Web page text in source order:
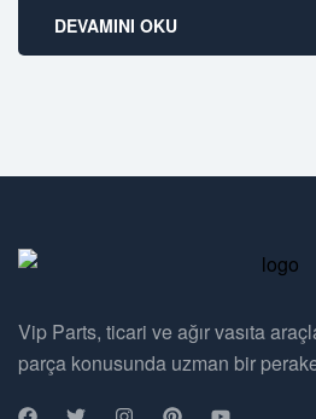
DEVAMINI OKU
Vip Parts, ticari ve ağır vasıta
parça konusunda uzman bir